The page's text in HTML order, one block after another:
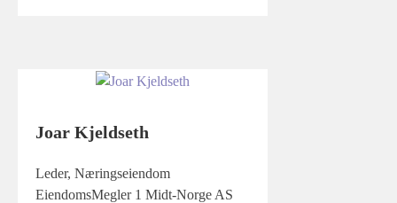
Joar Kjeldseth
Leder, Næringseiendom
EiendomsMegler 1 Midt-Norge AS